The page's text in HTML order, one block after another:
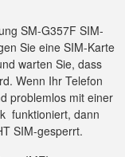
SM-G357F SIM-
Sie eine SIM-Karte
warten Sie, dass
Wenn Ihr Telefon
problemlos mit einer
funktioniert, dann
SIM-gesperrt.